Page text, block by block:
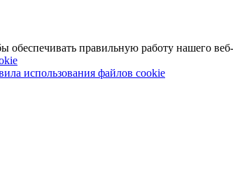
правильную работу нашего веб-
использования файлов cookie